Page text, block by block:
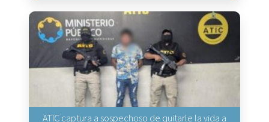
ATIC captura a sospechoso de quitarle la vida a